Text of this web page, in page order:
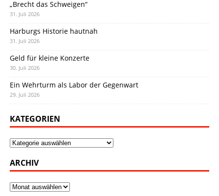
„Brecht das Schweigen“
31. Juli 2026
Harburgs Historie hautnah
31. Juli 2026
Geld für kleine Konzerte
30. Juli 2026
Ein Wehrturm als Labor der Gegenwart
29. Juli 2026
KATEGORIEN
Kategorien
ARCHIV
Archiv